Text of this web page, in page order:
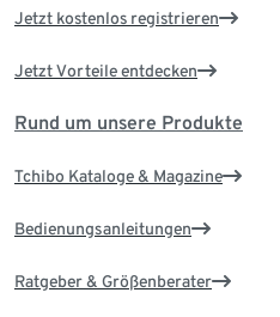
Jetzt kostenlos registrieren
Jetzt Vorteile entdecken
Rund um unsere Produkte
Tchibo Kataloge & Magazine
Bedienungsanleitungen
Ratgeber & Größenberater